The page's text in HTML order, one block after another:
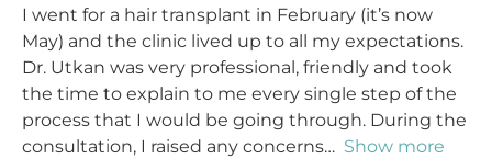
I went for a hair transplant in February (it’s now
May) and the clinic lived up to all my expectations.
Dr. Utkan was very professional, friendly and took
the time to explain to me every single step of the
process that I would be going through. During the
consultation, I raised any concerns
Show more